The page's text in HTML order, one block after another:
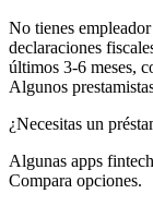
No tienes
declaraciones
últimos 3-6 meses,
Algunos
¿Necesitas un
Algunas apps
Compara opciones.